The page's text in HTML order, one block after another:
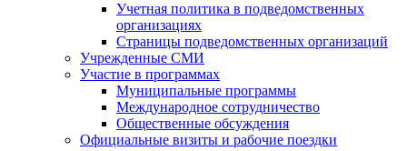
Учетная политика в подведомственных
организациях
Страницы подведомственных организаций
Учрежденные СМИ
Участие в программах
Муниципальные программы
Международное сотрудничество
Общественные обсуждения
Официальные визиты и рабочие поездки